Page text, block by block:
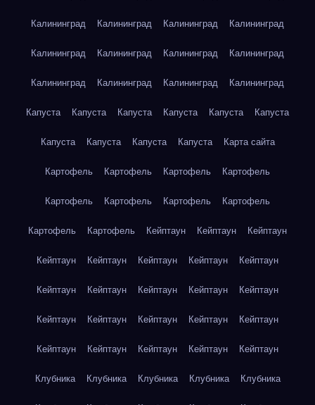
Калининград Калининград Калининград Калининград
Калининград Калининград Калининград Калининград
Калининград Калининград Калининград Калининград
Капуста Капуста Капуста Капуста Капуста Капуста
Капуста Капуста Капуста Капуста Карта сайта
Картофель Картофель Картофель Картофель
Картофель Картофель Картофель Картофель
Картофель Картофель Кейптаун Кейптаун Кейптаун
Кейптаун Кейптаун Кейптаун Кейптаун Кейптаун
Кейптаун Кейптаун Кейптаун Кейптаун Кейптаун
Кейптаун Кейптаун Кейптаун Кейптаун Кейптаун
Кейптаун Кейптаун Кейптаун Кейптаун Кейптаун
Клубника Клубника Клубника Клубника Клубника